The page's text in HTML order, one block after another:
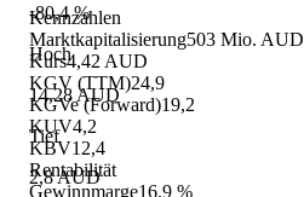
Kennzahlen
Marktkapitalisierung503 Mio. AUD
Kurs4,42 AUD
KGV (TTM)24,9
KGVe (Forward)19,2
KUV4,2
KBV12,4
Rentabilität
Gewinnmarge16,9 %
-80,4 %
Hoch
14,28 AUD
Tief
2,8 AUD